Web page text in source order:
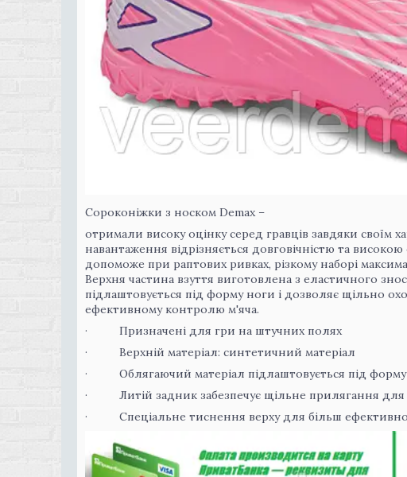
Сороконіжки з носком Demax –
отримали високу оцінку серед гравців завдяки своїм
навантаження відрізняється довговічністю та
допоможе при раптових ривках, різкому наборі
Верхня частина взуття виготовлена з еластичного
підлаштовується під форму ноги і дозволяє щільно
ефективному контролю м'яча.
· Призначені для гри на штучних полях
· Верхній матеріал: синтетичний матеріал
· Облягаючий матеріал підлаштовується під форму
· Литій задник забезпечує щільне прилягання для
· Спеціальне тиснення верху для більш